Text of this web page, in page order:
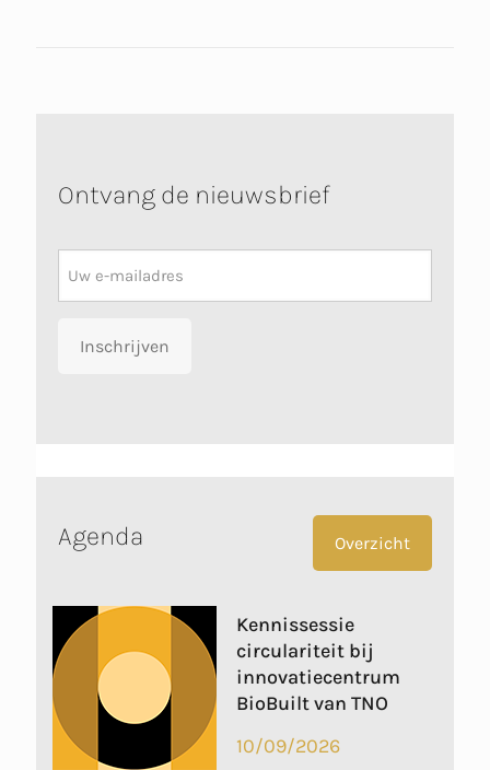
Ontvang de nieuwsbrief
Inschrijven
Agenda Overzicht
Kennissessie
circulariteit bij
innovatiecentrum
BioBuilt van TNO
10/09/2026